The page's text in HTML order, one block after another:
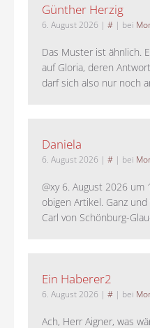
Günther Herzig
6. August 2026 | # | bei
Das Muster ist ähnlich.
auf Gloria, deren
darf sich also nur noch
Daniela
6. August 2026 | # | bei
@xy 6. August 2026
obigen Artikel. Ganz
Carl von Schönburg-
Ein Haberer2
6. August 2026 | # | bei
Ach, Herr Aigner, was